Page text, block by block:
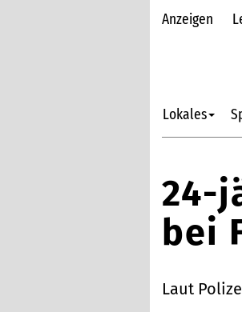
Anzeigen
Lokales
24-
bei
Laut